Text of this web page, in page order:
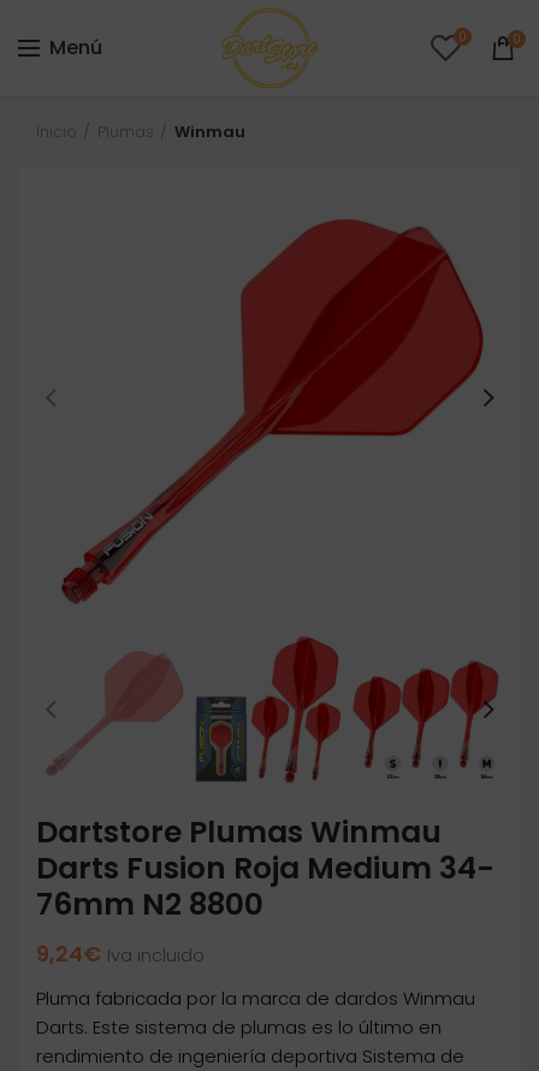
Menú 0 0
Inicio Plumas Winmau
Dartstore Plumas Winmau
Darts Fusion Roja Medium 34-
76mm N2 8800
9,24€ Iva incluido
Pluma fabricada por la marca de dardos Winmau
Darts. Este sistema de plumas es lo último en
rendimiento de ingeniería deportiva Sistema de